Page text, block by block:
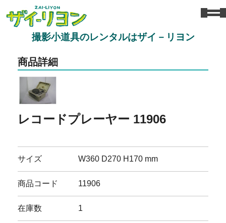
撮影小道具のレンタルはザイ－リヨン
商品詳細
レコードプレーヤー 11906
サイズ W360 D270 H170 mm
商品コード 11906
在庫数 1